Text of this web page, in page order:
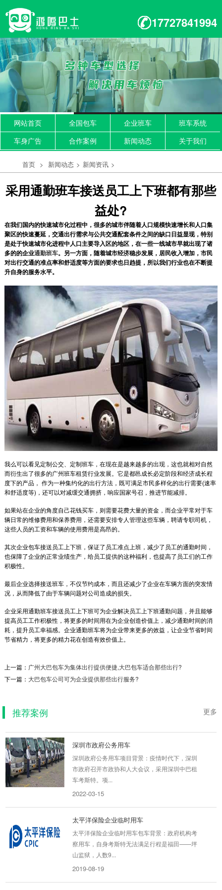
17727841994
网站首页 全国包车 企业班车
班车系统
车身广告
合作案例 新闻动态 关于我们
首页 > 新闻动态 > 新闻资讯 >
采用通勤班车接送员工上下班都有那些
益处?
在我们国内的快速城市化过程中，很多的城市伴随着人口规模快速增长和人口集
聚区的快速蔓延，交通出行需求与公共交通配套条件之间的缺口日益显现，特别
是处于快速城市化进程中人口主要导入区的地区，在一些一线城市早就出现了诸
多的的企业通勤班车。另一方面，随着城市经济稳步发展，居民收入增加，市民
对出行交通的准点率和舒适度等方面的要求也日趋提，所以我们行业也在不断提
升自身的服务水平。
我么可以看见定制公交、定制班车，在现在是越来越多的出现，这也就相对自然
而衍生出了很多的广州班车租赁行业发展。它是都邑成长必定阶段和经济成长程
度下的产品， 作为一种集约化的出行方法，既可满足市民多样化的出行需要(速率
和舒适度等)，还可以对减缓交通拥挤，响应国家号召，推进节能减排。
如果站在企业的角度自己花钱买车，则需要花费大量的资金，而企业平常对于车
辆日常的维修费用和保养费用，还需要安排专人管理这些车辆，聘请专职司机，
这些人员的工资和车辆的使用费用是高昂的。
其次企业包车接送员工上下班，保证了员工准点上班，减少了员工的通勤时间，
也保障了企业的正常业绩生产，给员工提供的这种福利，也提高了员工们的工作
积极性。
最后企业选择接送班车，不仅节约成本，而且还减少了企业在车辆方面的突发情
况，从而降低了由于车辆问题对公司造成的损失。
企业采用通勤班车接送员工上下班可为企业解决员工上下班通勤问题，并且能够
提高员工工作积极性，将更多的时间用在为企业创造价值上，减少通勤时间的消
耗，提升员工幸福感。企业通勤班车将为企业带来更多的效益，让企业节省时间
节省精力，将更多的精力花在创造有效价值上。
上一篇： 广州大巴包车为集体出行提供便捷,大巴包车适合那些出行?
下一篇： 大巴包车公司可为企业提供那些出行服务?
更多
推荐案例
吉华智荟中心地铁接驳班车
吉华智荟中心解决园区与地铁间接驳往返及成本
深圳市政府公务用车
深圳政府公务用车项目背景：疫情时代下，深圳
市政府召开市政协和人大会议，采用深圳中巴租
车考斯特。项...
2022-03-15
太平洋保险企业临时用车
太平洋保险企业临时用车包车背景：政府机构考
察用车，自身考斯特无法满足行程是福田——坪
山监狱，人数9...
2019-08-19